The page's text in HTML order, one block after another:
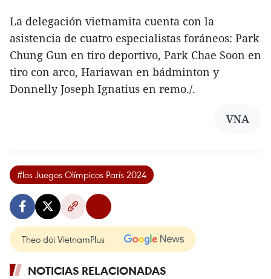
La delegación vietnamita cuenta con la
asistencia de cuatro especialistas foráneos: Park
Chung Gun en tiro deportivo, Park Chae Soon en
tiro con arco, Hariawan en bádminton y
Donnelly Joseph Ignatius en remo./.
VNA
#los Juegos Olímpicos París 2024
Theo dõi VietnamPlus
NOTICIAS RELACIONADAS